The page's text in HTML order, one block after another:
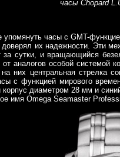
часы Chopard
упомянуть часы с GMT-
их надежности. Эти
за сутки, и вращающийся
аналогов особой системой
них центральная стрелка
с функцией мирового
диаметром 28 мм и
имя Omega Seamaster